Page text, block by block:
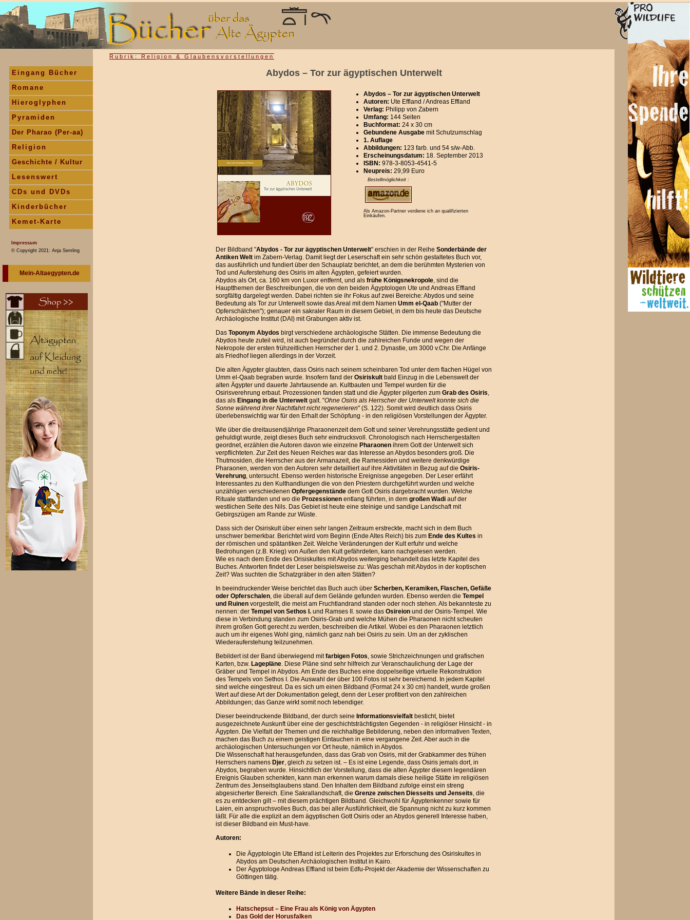
.
Rubrik: Religion & Glaubensvorstellungen
Eingang Bücher
Romane
Hieroglyphen
Pyramiden
Der Pharao (Per-aa)
Religion
Geschichte / Kultur
Lesenswert
CDs und DVDs
Kinderbücher
Kemet-Karte
Impressum
© Copyright 2021: Anja Semling
Mein-Altaegypten.de
Abydos – Tor zur ägyptischen Unterwelt
Abydos – Tor zur ägyptischen Unterwelt
Autoren: Ute Effland / Andreas Effland
Verlag: Philipp von Zabern
Umfang: 144 Seiten
Buchformat: 24 x 30 cm
Gebundene Ausgabe mit Schutzumschlag
1. Auflage
Abbildungen: 123 farb. und 54 s/w-Abb.
Erscheinungsdatum: 18. September 2013
ISBN: 978-3-8053-4541-5
Neupreis: 29,99 Euro
Bestellmöglichkeit :
Als Amazon-Partner verdiene ich an qualifizierten
Einkäufen.
Der Bildband "Abydos - Tor zur ägyptischen Unterwelt" erschien in der Reihe Sonderbände der
Antiken Welt im Zabern-Verlag. Damit liegt der Leserschaft ein sehr schön gestaltetes Buch vor,
das ausführlich und fundiert über den Schauplatz berichtet, an dem die berühmten Mysterien von
Tod und Auferstehung des Osiris im alten Ägypten, gefeiert wurden.
Abydos als Ort, ca. 160 km von Luxor entfernt, und als frühe Königsnekropole, sind die
Hauptthemen der Beschreibungen, die von den beiden Ägyptologen Ute und Andreas Effland
sorgfältig dargelegt werden. Dabei richten sie ihr Fokus auf zwei Bereiche: Abydos und seine
Bedeutung als Tor zur Unterwelt sowie das Areal mit dem Namen Umm el-Qaab ("Mutter der
Opferschälchen"); genauer ein sakraler Raum in diesem Gebiet, in dem bis heute das Deutsche
Archäologische Institut (DAI) mit Grabungen aktiv ist.
Das Toponym Abydos birgt verschiedene archäologische Stätten. Die immense Bedeutung die
Abydos heute zuteil wird, ist auch begründet durch die zahlreichen Funde und wegen der
Nekropole der ersten frühzeitlichen Herrscher der 1. und 2. Dynastie, um 3000 v.Chr. Die Anfänge
als Friedhof liegen allerdings in der Vorzeit.
Die alten Ägypter glaubten, dass Osiris nach seinem scheinbaren Tod unter dem flachen Hügel von
Umm el-Qaab begraben wurde. Insofern fand der Osiriskult bald Einzug in die Lebenswelt der
alten Ägypter und dauerte Jahrtausende an. Kultbauten und Tempel wurden für die
Osirisverehrung erbaut. Prozessionen fanden statt und die Ägypter pilgerten zum Grab des Osiris,
das als Eingang in die Unterwelt galt. "Ohne Osiris als Herrscher der Unterwelt konnte sich die
Sonne während ihrer Nachtfahrt nicht regenerieren" (S. 122). Somit wird deutlich dass Osiris
überlebenswichtig war für den Erhalt der Schöpfung - in den religiösen Vorstellungen der Ägypter.
Wie über die dreitausendjährige Pharaonenzeit dem Gott und seiner Verehrungsstätte gedient und
gehuldigt wurde, zeigt dieses Buch sehr eindrucksvoll. Chronologisch nach Herrschergestalten
geordnet, erzählen die Autoren davon wie einzelne Pharaonen ihrem Gott der Unterwelt sich
verpflichteten. Zur Zeit des Neuen Reiches war das Interesse an Abydos besonders groß. Die
Thutmosiden, die Herrscher aus der Armanazeit, die Ramessiden und weitere denkwürdige
Pharaonen, werden von den Autoren sehr detailliert auf ihre Aktivitäten in Bezug auf die Osiris-
Verehrung, untersucht. Ebenso werden historische Ereignisse angegeben. Der Leser erfährt
Interessantes zu den Kulthandlungen die von den Priestern durchgeführt wurden und welche
unzähligen verschiedenen Opfergegenstände dem Gott Osiris dargebracht wurden. Welche
Rituale stattfanden und wo die Prozessionen entlang führten, in dem großen Wadi auf der
westlichen Seite des Nils. Das Gebiet ist heute eine steinige und sandige Landschaft mit
Gebirgszügen am Rande zur Wüste.
Dass sich der Osiriskult über einen sehr langen Zeitraum erstreckte, macht sich in dem Buch
unschwer bemerkbar. Berichtet wird vom Beginn (Ende Altes Reich) bis zum Ende des Kultes in
der römischen und spätantiken Zeit. Welche Veränderungen der Kult erfuhr und welche
Bedrohungen (z.B. Krieg) von Außen den Kult gefährdeten, kann nachgelesen werden.
Wie es nach dem Ende des Orisiskultes mit Abydos weiterging behandelt das letzte Kapitel des
Buches. Antworten findet der Leser beispielsweise zu: Was geschah mit Abydos in der koptischen
Zeit? Was suchten die Schatzgräber in den alten Stätten?
In beeindruckender Weise berichtet das Buch auch über Scherben, Keramiken, Flaschen, Gefäße
oder Opferschalen, die überall auf dem Gelände gefunden wurden. Ebenso werden die Tempel
und Ruinen vorgestellt, die meist am Fruchtlandrand standen oder noch stehen. Als bekannteste zu
nennen: der Tempel von Sethos I. und Ramses II. sowie das Osireion und der Osiris-Tempel. Wie
diese in Verbindung standen zum Osiris-Grab und welche Mühen die Pharaonen nicht scheuten
ihrem großen Gott gerecht zu werden, beschreiben die Artikel. Wobei es den Pharaonen letztlich
auch um ihr eigenes Wohl ging, nämlich ganz nah bei Osiris zu sein. Um an der zyklischen
Wiederauferstehung teilzunehmen.
Bebildert ist der Band überwiegend mitfarbigen Fotos, sowie Strichzeichnungen und grafischen
Karten, bzw. Lagepläne. Diese Pläne sind sehr hilfreich zur Veranschaulichung der Lage der
Gräber und Tempel in Abydos. Am Ende des Buches eine doppelseitige virtuelle Rekonstruktion
des Tempels von Sethos I. Die Auswahl der über 100 Fotos ist sehr bereichernd. In jedem Kapitel
sind welche eingestreut. Da es sich um einen Bildband (Format 24 x 30 cm) handelt, wurde großen
Wert auf diese Art der Dokumentation gelegt, denn der Leser profitiert von den zahlreichen
Abbildungen; das Ganze wirkt somit noch lebendiger.
Dieser beeindruckende Bildband, der durch seine Informationsvielfalt besticht, bietet
ausgezeichnete Auskunft über eine der geschichtsträchtigsten Gegenden - in religiöser Hinsicht - in
Ägypten. Die Vielfalt der Themen und die reichhaltige Bebilderung, neben den informativen Texten,
machen das Buch zu einem geistigen Eintauchen in eine vergangene Zeit. Aber auch in die
archäologischen Untersuchungen vor Ort heute, nämlich in Abydos.
Die Wissenschaft hat herausgefunden, dass das Grab von Osiris, mit der Grabkammer des frühen
Herrschers namens Djer, gleich zu setzen ist. – Es ist eine Legende, dass Osiris jemals dort, in
Abydos, begraben wurde. Hinsichtlich der Vorstellung, dass die alten Ägypter diesem legendären
Ereignis Glauben schenkten, kann man erkennen warum damals diese heilige Stätte im religiösen
Zentrum des Jenseitsglaubens stand. Den Inhalten dem Bildband zufolge einst ein streng
abgesicherter Bereich. Eine Sakrallandschaft, die Grenze zwischen Diesseits und Jenseits, die
es zu entdecken gilt – mit diesem prächtigen Bildband. Gleichwohl für Ägyptenkenner sowie für
Laien, ein anspruchsvolles Buch, das bei aller Ausführlichkeit, die Spannung nicht zu kurz kommen
läßt. Für alle die explizit an dem ägyptischen Gott Osiris oder an Abydos generell Interesse haben,
ist dieser Bildband ein Must-have.
Autoren:
Die Ägyptologin Ute Effland ist Leiterin des Projektes zur Erforschung des Osiriskultes in
Abydos am Deutschen Archäologischen Institut in Kairo.
Der Ägyptologe Andreas Effland ist beim Edfu-Projekt der Akademie der Wissenschaften zu
Göttingen tätig.
Weitere Bände in dieser Reihe:
Hatschepsut – Eine Frau als König von Ägypten
Das Gold der Horusfalken